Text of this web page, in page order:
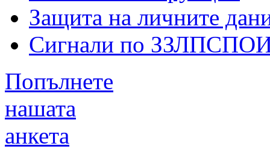
Защита на личните
Сигнали по
Попълнете
нашата
анкета